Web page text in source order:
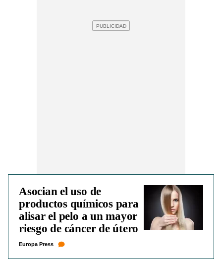
Asocian el uso de
productos químicos para
alisar el pelo a un mayor
riesgo de cáncer de útero
Europa Press